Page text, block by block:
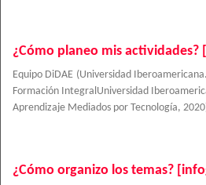
¿Cómo planeo mis actividades?
Equipo DiDAE (Universidad
Formación IntegralUniversidad
Aprendizaje Mediados por Tecnología, 2020
¿Cómo organizo los temas?